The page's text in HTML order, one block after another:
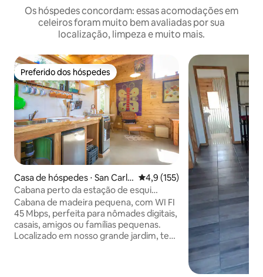
Os hóspedes concordam: essas acomodações em
celeiros foram muito bem avaliadas por sua
localização, limpeza e muito mais.
Preferido dos hóspedes
Preferido dos hóspedes
Casa de hóspedes ⋅ San Carlo
s de Bariloche
4,9 de uma avaliação média de
4,9 (155)
Cabana perto da estação de esqui
Catedral e do Lago Gutierrez
Cabana de madeira pequena, com WI FI
45 Mbps, perfeita para nômades digitais,
casais, amigos ou famílias pequenas.
Localizado em nosso grande jardim, tem